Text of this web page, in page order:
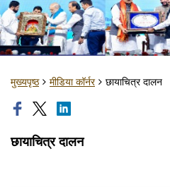
मुख्यपृष्ठ मीडिया कॉर्नर छायाचित्र दालन
छायाचित्र दालन